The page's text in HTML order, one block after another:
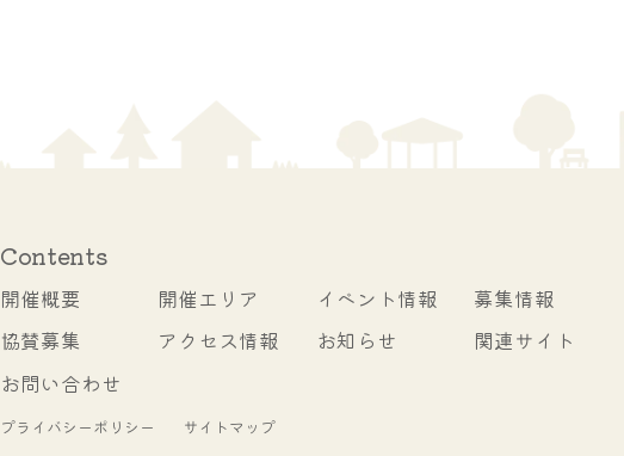
Contents
開催概要 開催エリア イベント情報
募集情報
協賛募集
アクセス情報 お知らせ
関連サイト
お問い合わせ
プライバシーポリシー サイトマップ